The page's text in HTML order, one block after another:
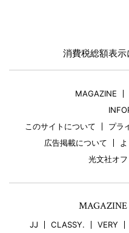
消費税総額表
MAGAZINE
このサイトについて
プラ
広告掲載について
光文社オ
JJ CLASSY. VERY